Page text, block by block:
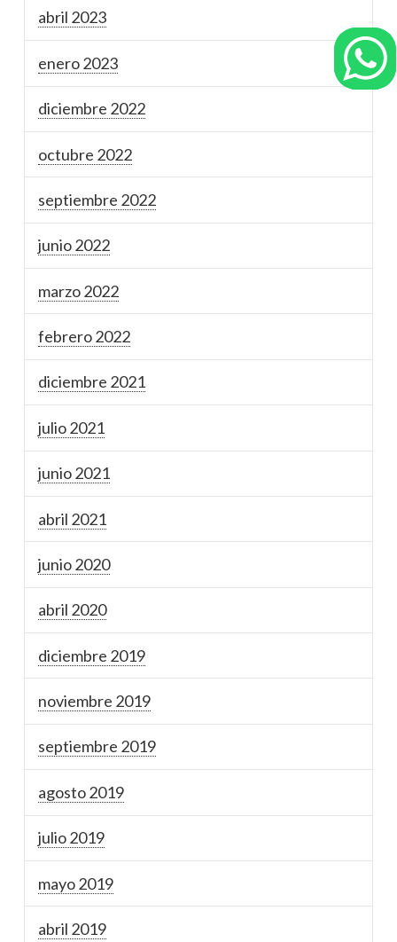
abril 2023
enero 2023
diciembre 2022
octubre 2022
septiembre 2022
junio 2022
marzo 2022
febrero 2022
diciembre 2021
julio 2021
junio 2021
abril 2021
junio 2020
abril 2020
diciembre 2019
noviembre 2019
septiembre 2019
agosto 2019
julio 2019
mayo 2019
abril 2019